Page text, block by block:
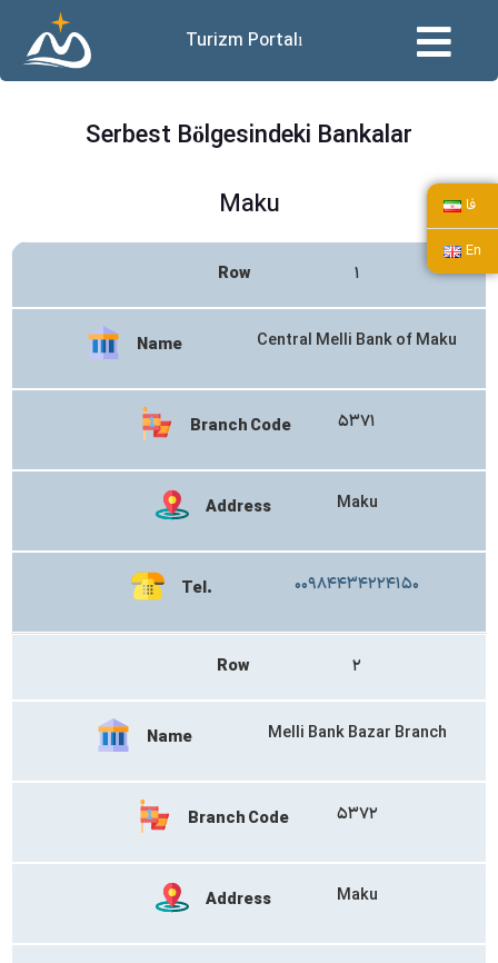
Turizm Portalı
فا
En
Serbest Bölgesindeki Bankalar
Maku
Row ۱
Name Central Melli Bank of Maku
Branch Code ۵۳۷۱
Address Maku
Tel. ۰۰۹۸۴۴۳۴۲۲۴۱۵۰
Row ۲
Name Melli Bank Bazar Branch
Branch Code ۵۳۷۲
Address Maku